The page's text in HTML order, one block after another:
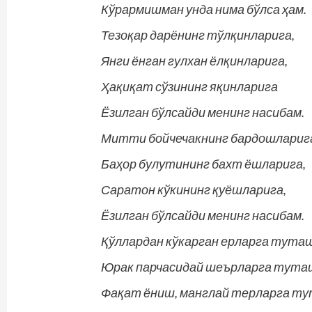
Кўрармишман унда нима бўлса ҳам.
Тезоқар дарёнинг тўлқинларига,
Янги ёнган гулхан ёлқинларига,
Ҳақиқат сўзининг яқинларига
Ёзилган бўлсайди менинг насибам.
Митти бойчечакнинг
Баҳор булутининг бахт ёшларига,
Саратон кўкининг қуёшларига,
Ёзилган бўлсайди менинг насибам.
Қўллардан кўкарган ерларга
Юрак парчасидай шеърларга
Фақат ёниш, манглай терларга